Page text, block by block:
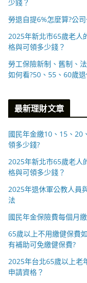
少錢？
勞退自提6%怎麼算?公
2025年新北市65歲老人
格與可領多少錢？
勞工保險新制、舊制、
如何看?50、55、60歲
最新理財文章
國民年金繳10、15、20
領多少錢?
2025年新北市65歲老人
格與可領多少錢？
2025年退休軍公教人員
法
國民年金保險費每個月
65歲以上不用繳健保費
有補助可免繳健保費?
2025年台北65歲以上老
申請資格？